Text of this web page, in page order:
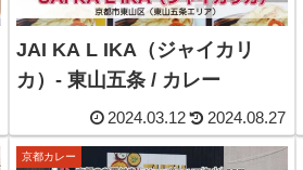
JAI KA L IKA（ジャイカリ
カ）- 東山五条 / カレー
2024.03.12 2024.08.27
京都カレー